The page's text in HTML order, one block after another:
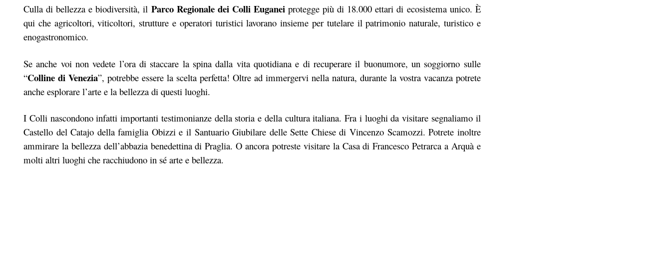
Culla di bellezza e biodiversità, il Parco Regionale dei Colli Euganeiprotegge più di 18.000 ettari di ecosistema unico. È
qui che agricoltori, viticoltori, strutture e operatori turistici lavorano insieme per tutelare il patrimonio naturale, turistico e
enogastronomico.
Se anche voi non vedete l’ora di staccare la spina dalla vita quotidiana e di recuperare il buonumore, un soggiorno sulle
“Colline di Venezia”, potrebbe essere la scelta perfetta! Oltre ad immergervi nella natura, durante la vostra vacanza potrete
anche esplorare l’arte e la bellezza di questi luoghi.
I Colli nascondono infatti importanti testimonianze della storia e della cultura italiana. Fra i luoghi da visitare segnaliamo il
Castello del Catajo della famiglia Obizzi e il Santuario Giubilare delle Sette Chiese di Vincenzo Scamozzi. Potrete inoltre
ammirare la bellezza dell’abbazia benedettina di Praglia. O ancora potreste visitare la Casa di Francesco Petrarca a Arquà e
molti altri luoghi che racchiudono in sé arte e bellezza.